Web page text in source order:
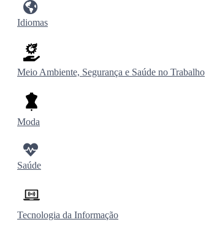
Idiomas
Meio Ambiente, Segurança e Saúde no Trabalho
Moda
Saúde
Tecnologia da Informação